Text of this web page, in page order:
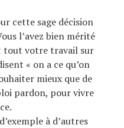
cette sage décision
l’avez bien mérité
tout votre travail sur
« on a ce qu’on
mieux que de
pardon, pour vivre
à d’autres